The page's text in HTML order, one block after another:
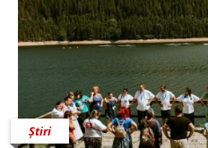
Știri